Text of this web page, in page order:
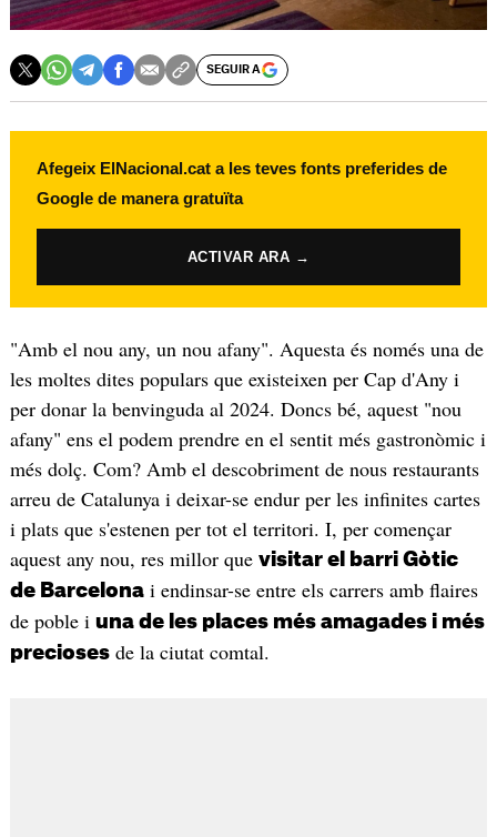
SEGUIR A
Afegeix ElNacional.cat a les teves fonts preferides de
Google de manera gratuïta
ACTIVAR ARA →
"Amb el nou any, un nou afany". Aquesta és només una de
les moltes dites populars que existeixen per Cap d'Any i
per donar la benvinguda al 2024. Doncs bé, aquest "nou
afany" ens el podem prendre en el sentit més gastronòmic i
més dolç. Com? Amb el descobriment de nous restaurants
arreu de Catalunya i deixar-se endur per les infinites cartes
i plats que s'estenen per tot el territori. I, per començar
aquest any nou, res millor que visitar el barri Gòtic
de Barcelonai endinsar-se entre els carrers amb flaires
de poble i una de les places més amagades i més
preciosesde la ciutat comtal.